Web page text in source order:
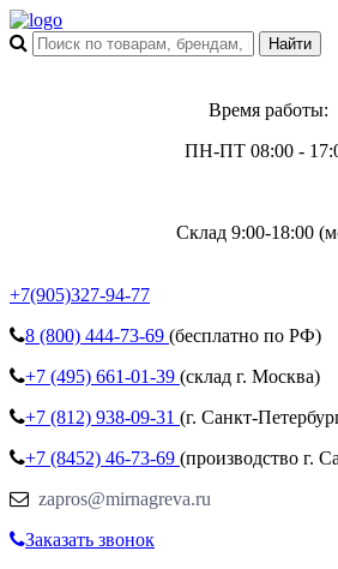
Время работы:
ПН-ПТ 08:00 -
Склад 9:00-18:00
+7(905)327-94-77
8 (800) 444-73-69 (бесплатно по РФ)
+7 (495) 661-01-39 (склад г. Москва)
+7 (812) 938-09-31 (г. Санкт-
+7 (8452) 46-73-69 (производство г.
zapros@mirnagreva.ru
Заказать звонок